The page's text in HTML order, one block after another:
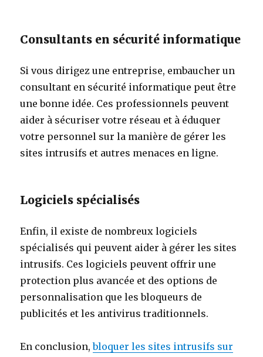
Consultants en sécurité informatique
Si vous dirigez une entreprise, embaucher un
consultant en sécurité informatique peut être
une bonne idée. Ces professionnels peuvent
aider à sécuriser votre réseau et à éduquer
votre personnel sur la manière de gérer les
sites intrusifs et autres menaces en ligne.
Logiciels spécialisés
Enfin, il existe de nombreux logiciels
spécialisés qui peuvent aider à gérer les sites
intrusifs. Ces logiciels peuvent offrir une
protection plus avancée et des options de
personnalisation que les bloqueurs de
publicités et les antivirus traditionnels.
En conclusion,bloquer les sites intrusifs sur